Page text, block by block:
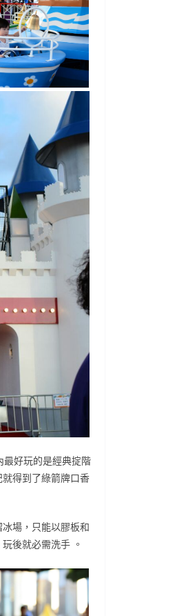
好玩的是經典掟階
得到了綠箭牌口香
場，只能以膠板和
後就必需洗手 。